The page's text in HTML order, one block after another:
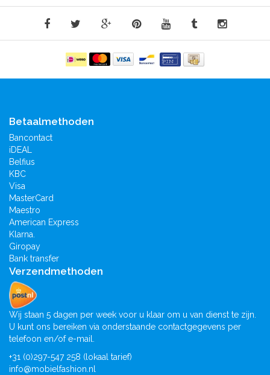
Betaalmethoden
Bancontact
iDEAL
Belfius
KBC
Visa
MasterCard
Maestro
American Express
Klarna.
Giropay
Bank transfer
Verzendmethoden
Wij staan 5 dagen per week voor u klaar om u van dienst te zijn.
U kunt ons bereiken via onderstaande contactgegevens per
telefoon en/of e-mail.
+31 (0)297-547 258 (lokaal tarief)
info@mobielfashion.nl